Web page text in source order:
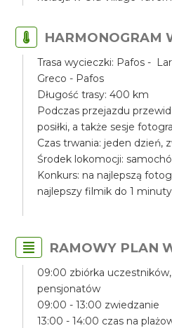
HARMONOGRAM
Trasa wycieczki: Pafos -
Greco - Pafos
Długość trasy: 400 km
Podczas przejazdu
posiłki, a także sesje
Czas trwania: jeden dzień,
Środek lokomocji:
Konkurs: na najlepszą
najlepszy filmik do 1 minuty
RAMOWY PLAN
09:00 zbiórka
pensjonatów
09:00 - 13:00 zwiedzanie
13:00 - 14:00 czas na